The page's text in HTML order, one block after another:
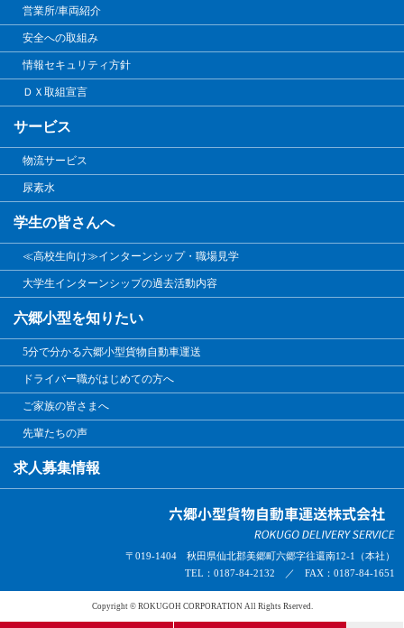
営業所/車両紹介
安全への取組み
情報セキュリティ方針
ＤＸ取組宣言
サービス
物流サービス
尿素水
学生の皆さんへ
≪高校生向け≫インターンシップ・職場見学
大学生インターンシップの過去活動内容
六郷小型を知りたい
5分で分かる六郷小型貨物自動車運送
ドライバー職がはじめての方へ
ご家族の皆さまへ
先輩たちの声
求人募集情報
〒019-1404 秋田県仙北郡美郷町六郷字往還南12-1（本社）
TEL：0187-84-2132 ／ FAX：0187-84-1651
Copyright © ROKUGOH CORPORATION All Rights Rserved.